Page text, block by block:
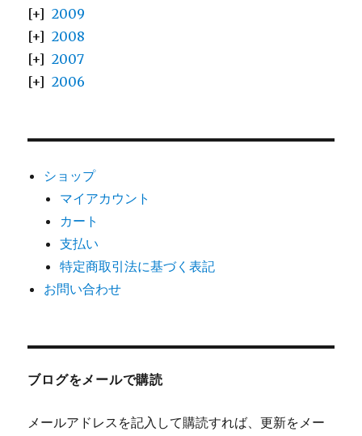
2009
2008
2007
2006
ショップ
マイアカウント
カート
支払い
特定商取引法に基づく表記
お問い合わせ
ブログをメールで購読
メールアドレスを記入して購読すれば、更新をメー